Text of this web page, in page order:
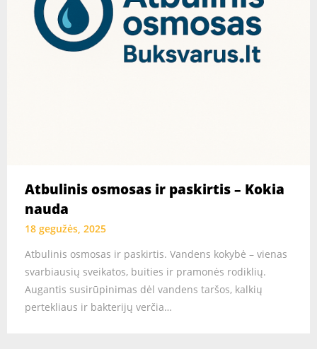
Atbulinis osmosas ir paskirtis – Kokia
nauda
18 gegužės, 2025
Atbulinis osmosas ir paskirtis. Vandens kokybė – vienas
svarbiausių sveikatos, buities ir pramonės rodiklių.
Augantis susirūpinimas dėl vandens taršos, kalkių
pertekliaus ir bakterijų verčia…